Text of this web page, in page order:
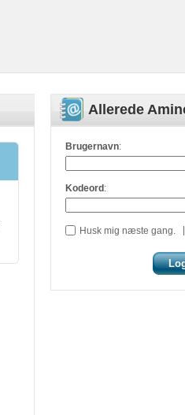
Allerede
Brugernavn:
Kodeord :
Husk mig næste gang.